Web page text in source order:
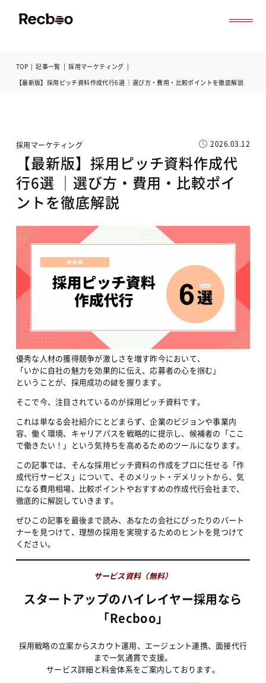
導入事例
サービス資料ダウンロード
TOP | 記事一覧 | 採用マーケティング |
【最新版】採用ピッチ資料作成代行6選 ｜選び方・費用・比較ポイントを徹底解説
採用マーケティング 2026.03.12
【最新版】採用ピッチ資料作成代
行6選 ｜選び方・費用・比較ポイ
ントを徹底解説
優秀な人材の獲得競争が激しさを増す昨今において、
「いかに自社の魅力を効果的に伝え、応募者の心を掴む」
ということが、採用成功の鍵を握ります。
そこで今、注目されているのが採用ピッチ資料です。
これは単なる会社紹介にとどまらず、企業のビジョンや事業内
容、働く環境、キャリアパスを戦略的に提示し、候補者の「ここ
で働きたい！」という気持ちを高めるためのツールになります。
この記事では、そんな採用ピッチ資料の作成をプロに任せる「作
成代行サービス」について、そのメリット・デメリットから、気
になる費用相場、比較ポイントやおすすめの作成代行会社まで、
徹底的に解説していきます。
ぜひこの記事を最後まで読み、あなたの会社にぴったりのパート
ナーを見つけて、理想の採用を実現するためのヒントを見つけて
ください。
サービス資料（無料）
スタートアップのハイレイヤー採用なら
「Recboo」
採用戦略の立案からスカウト運用、エージェント連携、面接代行
まで一気通貫で支援。
サービス詳細と料金体系をご案内しております。